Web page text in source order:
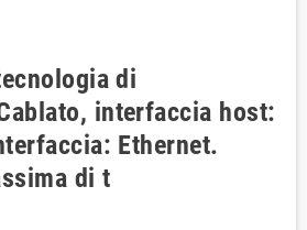
di
interfaccia host:
Ethernet.
di t